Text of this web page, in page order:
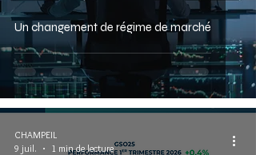
Un changement de régime de marché
CHAMPEIL
9 juil.
1 min de lecture